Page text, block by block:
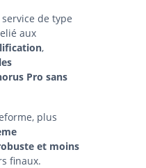
de type
aux
,
Pro sans
plus
et moins
finaux.